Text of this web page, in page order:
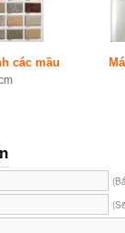
các mầu